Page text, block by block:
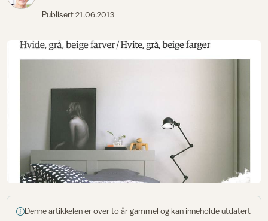
Publisert21.06.2013
Denne artikkelen er over to år gammel og kan inneholde utdatert